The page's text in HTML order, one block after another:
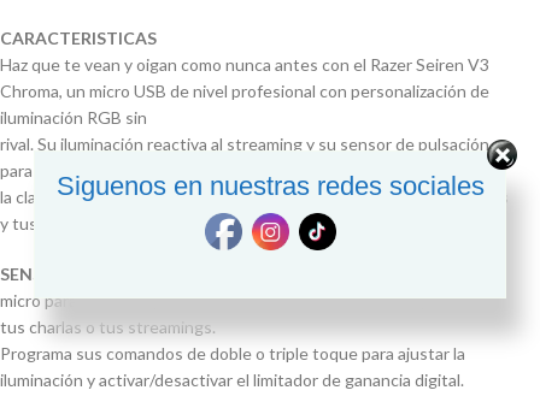
CARACTERISTICAS
Haz que te vean y oigan como nunca antes con el Razer Seiren V3
Chroma, un micro USB de nivel profesional con personalización de
iluminación RGB sin
rival. Su iluminación reactiva al streaming y su sensor de pulsación
para silenciar multifunción te dará todo el control,
la claridad y el estilo que necesitas para tus partidas, tus streamings
y tus charlas.
SENSOR DE PULSACION
micro para evitar los problemas con el audio durante tus partidas,
tus charlas o tus streamings.
Programa sus comandos de doble o triple toque para ajustar la
iluminación y activar/desactivar el limitador de ganancia digital.
Siguenos en nuestras redes sociales